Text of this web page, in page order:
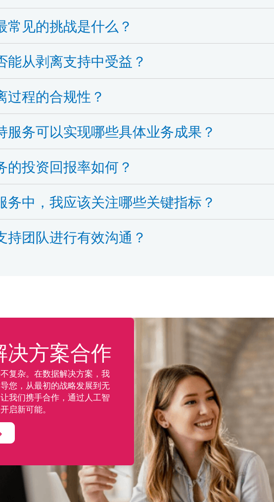
常见的挑战是什么？
能从剥离支持中受益？
过程的合规性？
服务可以实现哪些具体业务成果？
的投资回报率如何？
务中，我应该关注哪些关键指标？
持团队进行有效沟通？
决方案合作
复杂。在数据解决方案，我
您，从最初的战略发展到无
我们携手合作，通过人工智
启新可能。